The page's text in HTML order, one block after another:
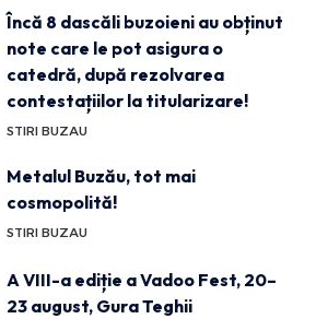
Încă 8 dascăli buzoieni au obținut
note care le pot asigura o
catedră, după rezolvarea
contestațiilor la titularizare!
STIRI BUZAU
Metalul Buzău, tot mai
cosmopolită!
STIRI BUZAU
A VIII-a ediție a Vadoo Fest, 20–
23 august, Gura Teghii